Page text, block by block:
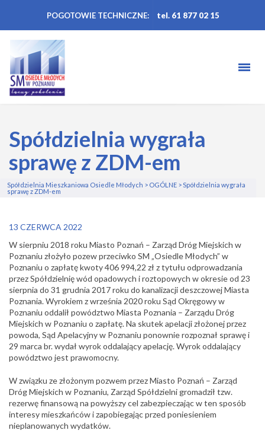
POGOTOWIE TECHNICZNE: tel. 61 877 02 15
Spółdzielnia wygrała
sprawę z ZDM-em
Spółdzielnia Mieszkaniowa Osiedle Młodych > OGÓLNE > Spółdzielnia wygrała
sprawę z ZDM-em
13 CZERWCA 2022
W sierpniu 2018 roku Miasto Poznań – Zarząd Dróg Miejskich w
Poznaniu złożyło pozew przeciwko SM „Osiedle Młodych” w
Poznaniu o zapłatę kwoty 406 994,22 zł z tytułu odprowadzania
przez Spółdzielnię wód opadowych i roztopowych w okresie od 23
sierpnia do 31 grudnia 2017 roku do kanalizacji deszczowej Miasta
Poznania. Wyrokiem z września 2020 roku Sąd Okręgowy w
Poznaniu oddalił powództwo Miasta Poznania – Zarządu Dróg
Miejskich w Poznaniu o zapłatę. Na skutek apelacji złożonej przez
powoda, Sąd Apelacyjny w Poznaniu ponownie rozpoznał sprawę i
29 marca br. wydał wyrok oddalający apelację. Wyrok oddalający
powództwo jest prawomocny.
W związku ze złożonym pozwem przez Miasto Poznań – Zarząd
Dróg Miejskich w Poznaniu, Zarząd Spółdzielni gromadził tzw.
rezerwę finansową na powyższy cel zabezpieczając w ten sposób
interesy mieszkańców i zapobiegając przed poniesieniem
nieplanowanych wydatków.